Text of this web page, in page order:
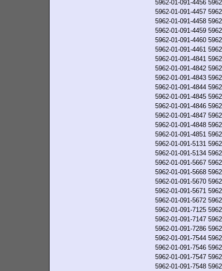
5962-01-091-4456
5962-01-091-4457
5962-01-091-4458
5962-01-091-4459
5962-01-091-4460
5962-01-091-4461
5962-01-091-4841
5962-01-091-4842
5962-01-091-4843
5962-01-091-4844
5962-01-091-4845
5962-01-091-4846
5962-01-091-4847
5962-01-091-4848
5962-01-091-4851
5962-01-091-5131
5962-01-091-5134
5962-01-091-5667
5962-01-091-5668
5962-01-091-5670
5962-01-091-5671
5962-01-091-5672
5962-01-091-7125
5962-01-091-7147
5962-01-091-7286
5962-01-091-7544
5962-01-091-7546
5962-01-091-7547
5962-01-091-7548